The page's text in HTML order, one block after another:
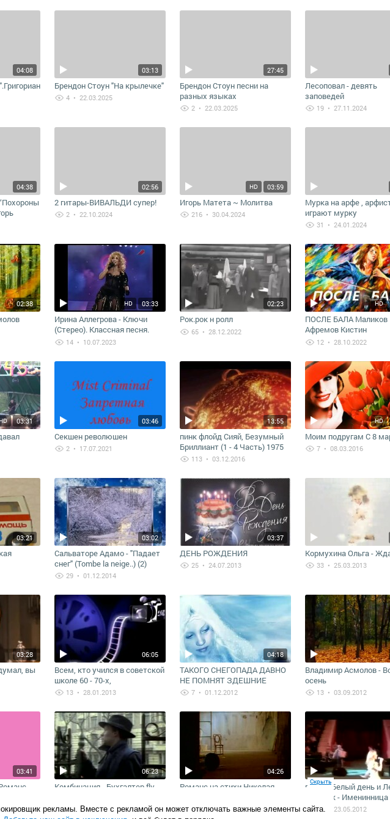
04:08 03:13
Брендон Стоун "На крылечке"
4 • 22.03.2025
27:45
Брендон Стоун песни на
разных языках
2 • 22.03.2025
Лесоповал - девять
заповедей
19 • 27.11.2024
04:38 02:56
2 гитары-ВИВАЛЬДИ супер!
2 • 22.10.2024
03:59
HD
Игорь Матета ~ Молитва
216 • 30.04.2024
Мурка на арфе ,
играют мурку
31 • 24.01.2024
02:38 03:33
HD
Ирина Аллегрова - Ключи
(Стерео). Классная песня.
Супер Хит Ирины Аллегровой.
14 • 10.07.2023
02:23
Рок.рок н ролл
65 • 28.12.2022
HD
ПОСЛЕ БАЛА Маликов
Афремов Кистин
12 • 28.10.2022
03:31 03:46
Секшен революшен
2 • 17.07.2021
13:55
пинк флойд Сияй, Безумный
Бриллиант (1 - 4 Часть) 1975
113 • 03.12.2016
HD
Моим подругам С 8
7 • 08.03.2016
03:21 03:02
Сальваторе Адамо - "Падает
снег" (Tombe la neige..) (2)
29 • 01.12.2014
03:37
ДЕНЬ РОЖДЕНИЯ
25 • 24.07.2013
Кормухина Ольга -
33 • 25.03.2013
03:28
вы
06:05
Всем, кто учился в советской
школе 60 - 70-х,
посвящается...
13 • 28.01.2013
04:18
ТАКОГО СНЕГОПАДА ДАВНО
НЕ ПОМНЯТ ЗДЕШНИЕ
МЕСТА...
7 • 01.12.2012
Владимир Асмолов -
осень
13 • 03.09.2012
03:41 06:23
Комбинация - Бухгалтер.flv
04:26
Романс на стихи Николая
11 • 03.07.2012
группа Белый день и
Василёк - Именинница
57 • 23.05.2012
рекламы. Вместе с рекламой он может отключать важные элементы сайта.
Скрыть